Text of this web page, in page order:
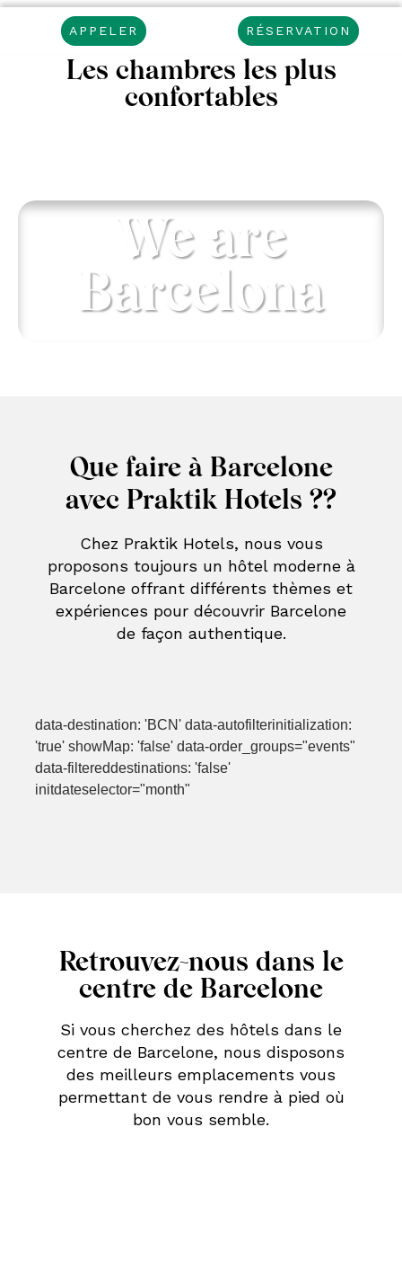
APPELER RÉSERVATION
Les chambres les plus
confortables
We are
Barcelona
Que faire à Barcelone
avec Praktik Hotels ??
Chez Praktik Hotels, nous vous
proposons toujours un hôtel moderne à
Barcelone offrant différents thèmes et
expériences pour découvrir Barcelone
de façon authentique.
data-destination: 'BCN' data-autofilterinitialization:
'true' showMap: 'false' data-order_groups="events"
data-filtereddestinations: 'false'
initdateselector="month"
Retrouvez-nous dans le
centre de Barcelone
Si vous cherchez des hôtels dans le
centre de Barcelone, nous disposons
des meilleurs emplacements vous
permettant de vous rendre à pied où
bon vous semble.